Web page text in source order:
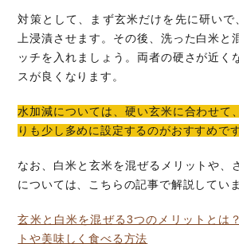
対策として、まず玄米だけを先に研い
上浸漬させます。その後、洗った白米と
ッチを入れましょう。両者の硬さが近く
スが良くなります。
水加減については、硬い玄米に合わせて
りも少し多めに設定するのがおすすめです
なお、白米と玄米を混ぜるメリットや、
については、こちらの記事で解説していま
玄米と白米を混ぜる3つのメリットとは
トや美味しく食べる方法